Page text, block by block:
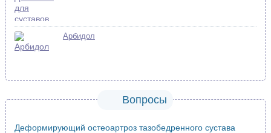
Арбидол
Вопросы
Деформирующий остеоартроз тазобедренного сустава